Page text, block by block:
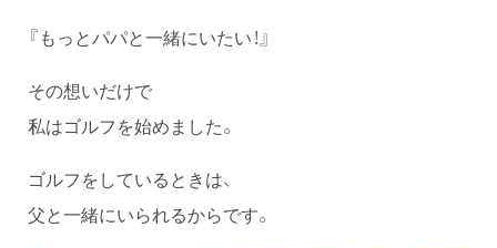
『もっとパパと一緒にいたい！』
その想いだけで
私はゴルフを始めました。
ゴルフをしているときは、
父と一緒にいられるからです。